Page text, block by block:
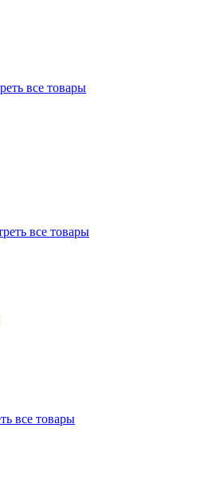
все товары
все товары
все товары